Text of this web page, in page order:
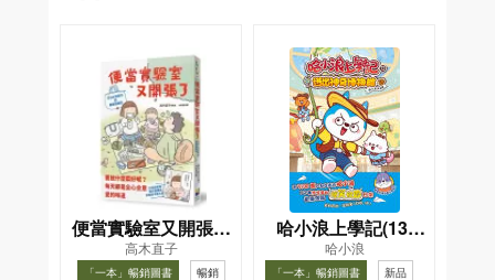
便當實驗室又開張了
——日日和特別日的
高木直子
「一本」暢銷圖書 暢銷
哈小浪上學記(13)
——逃出神奇博物館
哈小浪
「一本」暢銷圖書
新品